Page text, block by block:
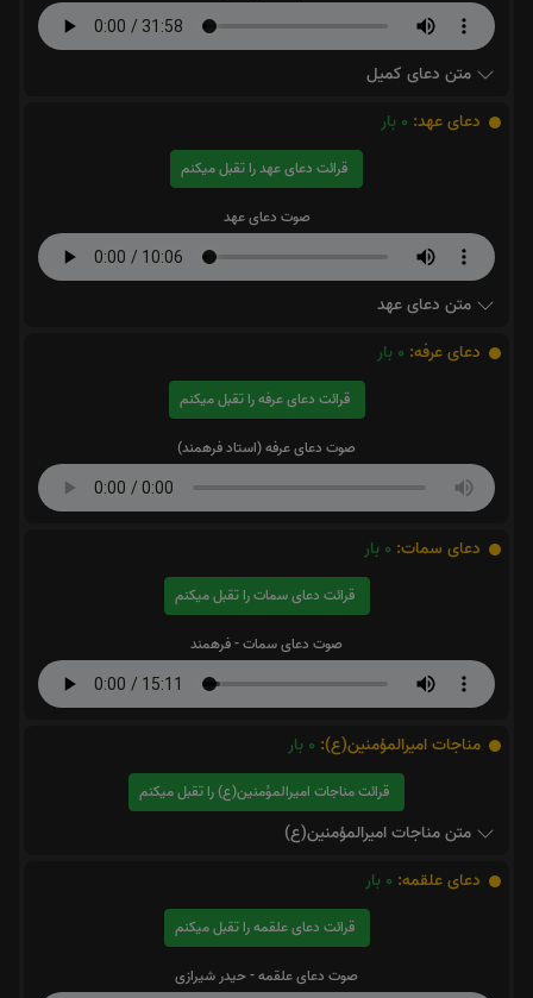
متن دعای کمیل
دعای عهد: 0 بار
قرائت دعای عهد را تقبل میکنم
صوت دعای عهد
متن دعای عهد
دعای عرفه: 0 بار
قرائت دعای عرفه را تقبل میکنم
صوت دعای عرفه (استاد فرهمند)
دعای سمات: 0 بار
قرائت دعای سمات را تقبل میکنم
صوت دعای سمات - فرهمند
مناجات اميرالمؤمنين(ع): 0 بار
قرائت مناجات اميرالمؤمنين(ع) را تقبل میکنم
متن مناجات اميرالمؤمنين(ع)
دعای علقمه: 0 بار
قرائت دعای علقمه را تقبل میکنم
صوت دعای علقمه - حیدر شیرازی